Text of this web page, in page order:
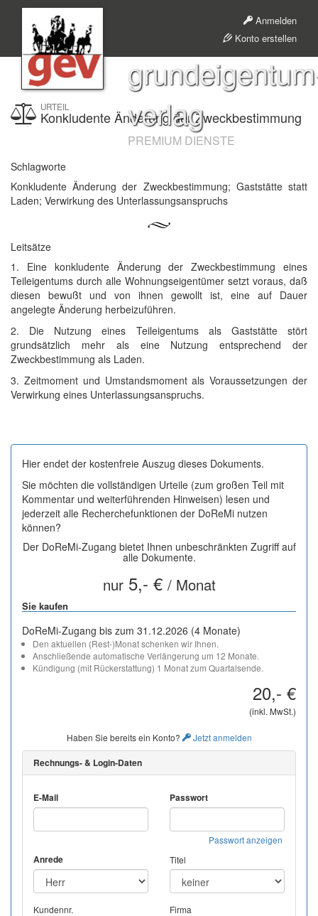
Anmelden
Konto erstellen
verlag
PREMIUM DIENSTE
URTEIL
Konkludente Änderung der Zweckbestimmung
Schlagworte
Konkludente Änderung der Zweckbestimmung; Gaststätte statt
Laden; Verwirkung des Unterlassungsanspruchs
Leitsätze
1. Eine konkludente Änderung der Zweckbestimmung eines
Teileigentums durch alle Wohnungseigentümer setzt voraus, daß
diesen bewußt und von ihnen gewollt ist, eine auf Dauer
angelegte Änderung herbeizuführen.
2. Die Nutzung eines Teileigentums als Gaststätte stört
grundsätzlich mehr als eine Nutzung entsprechend der
Zweckbestimmung als Laden.
3. Zeitmoment und Umstandsmoment als Voraussetzungen der
Verwirkung eines Unterlassungsanspruchs.
Hier endet der kostenfreie Auszug dieses Dokuments.
Sie möchten die vollständigen Urteile (zum großen Teil mit
Kommentar und weiterführenden Hinweisen) lesen und
jederzeit alle Recherchefunktionen der DoReMi nutzen
können?
Der DoReMi-Zugang bietet Ihnen unbeschränkten Zugriff auf
alle Dokumente.
nur5,- € / Monat
Sie kaufen
DoReMi-Zugang bis zum 31.12.2026 (4 Monate)
Den aktuellen (Rest-)Monat schenken wir Ihnen.
Anschließende automatische Verlängerung um 12 Monate.
Kündigung (mit Rückerstattung) 1 Monat zum Quartalsende.
20,- €
(inkl. MwSt.)
Haben Sie bereits ein Konto? Jetzt anmelden
Rechnungs- & Login-Daten
E-Mail Passwort
Passwort anzeigen
Anrede Titel
Kundennr. Firma